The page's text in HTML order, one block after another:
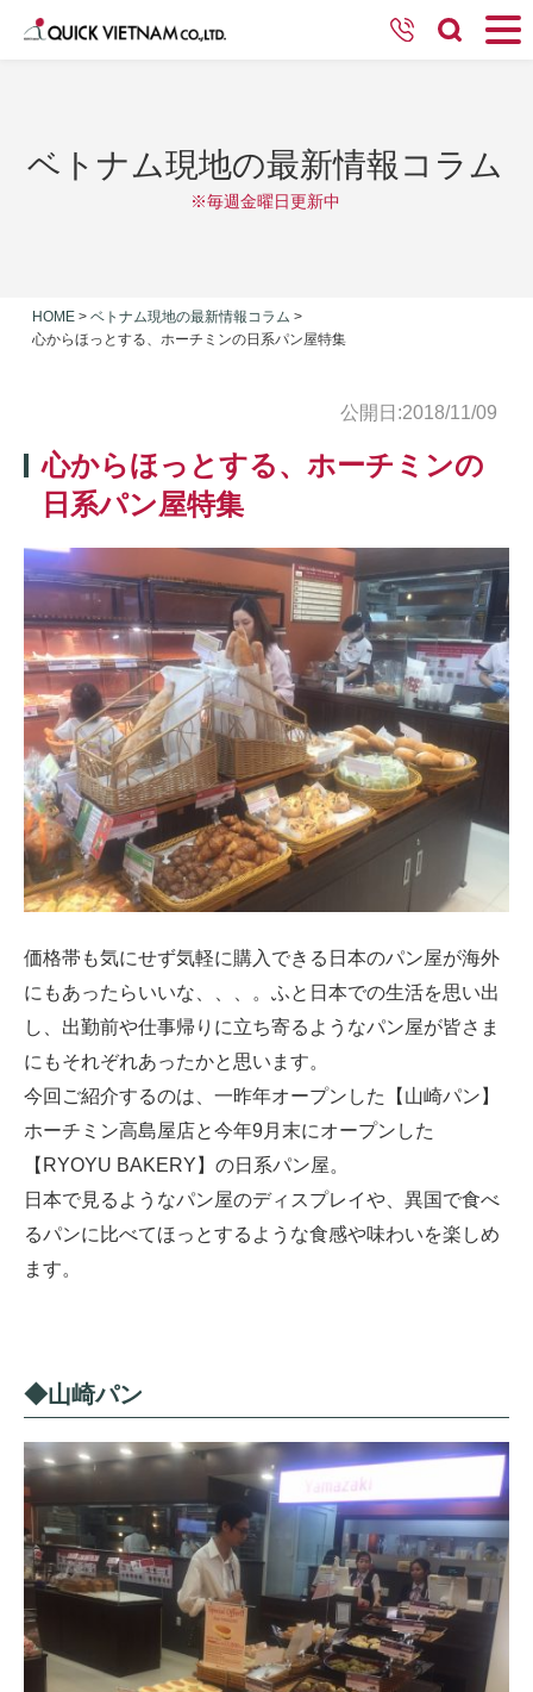
ベトナム現地の最新情報コラム
※毎週金曜日更新中
HOME > ベトナム現地の最新情報コラム >
心からほっとする、ホーチミンの日系パン屋特集
公開日:2018/11/09
心からほっとする、ホーチミンの
日系パン屋特集
価格帯も気にせず気軽に購入できる日本のパン屋が海外
にもあったらいいな、、、。ふと日本での生活を思い出
し、出勤前や仕事帰りに立ち寄るようなパン屋が皆さま
にもそれぞれあったかと思います。
今回ご紹介するのは、一昨年オープンした【山崎パン】
ホーチミン高島屋店と今年9月末にオープンした
【RYOYU BAKERY】の日系パン屋。
日本で見るようなパン屋のディスプレイや、異国で食べ
るパンに比べてほっとするような食感や味わいを楽しめ
ます。
◆山崎パン